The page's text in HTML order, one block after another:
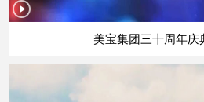
美宝集团三十周年庆